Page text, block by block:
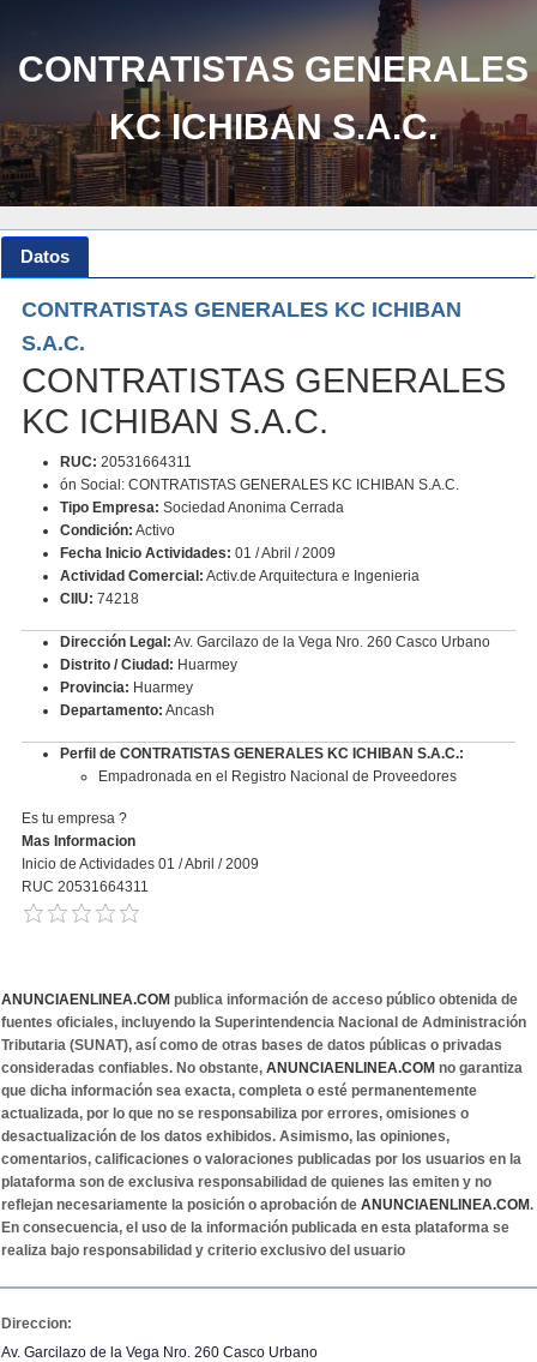
CONTRATISTAS GENERALES
KC ICHIBAN S.A.C.
Datos
CONTRATISTAS GENERALES KC ICHIBAN
S.A.C.
CONTRATISTAS GENERALES
KC ICHIBAN S.A.C.
RUC: 20531664311
ón Social: CONTRATISTAS GENERALES KC ICHIBAN S.A.C.
Tipo Empresa: Sociedad Anonima Cerrada
Condición: Activo
Fecha Inicio Actividades: 01 / Abril / 2009
Actividad Comercial: Activ.de Arquitectura e Ingenieria
CIIU: 74218
Dirección Legal: Av. Garcilazo de la Vega Nro. 260 Casco Urbano
Distrito / Ciudad: Huarmey
Provincia: Huarmey
Departamento: Ancash
Perfil de CONTRATISTAS GENERALES KC ICHIBAN S.A.C.:
Empadronada en el Registro Nacional de Proveedores
Es tu empresa ?
Mas Informacion
Inicio de Actividades 01 / Abril / 2009
RUC 20531664311
ANUNCIAENLINEA.COM publica información de acceso público obtenida de
fuentes oficiales, incluyendo la Superintendencia Nacional de Administración
Tributaria (SUNAT), así como de otras bases de datos públicas o privadas
consideradas confiables. No obstante, ANUNCIAENLINEA.COM no garantiza
que dicha información sea exacta, completa o esté permanentemente
actualizada, por lo que no se responsabiliza por errores, omisiones o
desactualización de los datos exhibidos. Asimismo, las opiniones,
comentarios, calificaciones o valoraciones publicadas por los usuarios en la
plataforma son de exclusiva responsabilidad de quienes las emiten y no
reflejan necesariamente la posición o aprobación de ANUNCIAENLINEA.COM.
En consecuencia, el uso de la información publicada en esta plataforma se
realiza bajo responsabilidad y criterio exclusivo del usuario
Direccion:
Av. Garcilazo de la Vega Nro. 260 Casco Urbano